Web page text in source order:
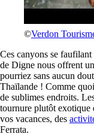
©Verdon
Ces canyons se faufilant
de Digne nous offrent
pourriez sans aucun
Thaïlande ! Comme
de sublimes endroits.
tournure plutôt exotique
vos vacances, des
Ferrata.